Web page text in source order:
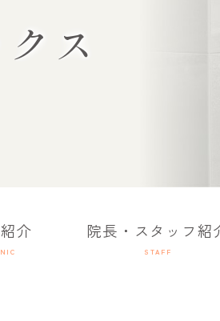
クス
介 院長・スタッフ紹
STAFF